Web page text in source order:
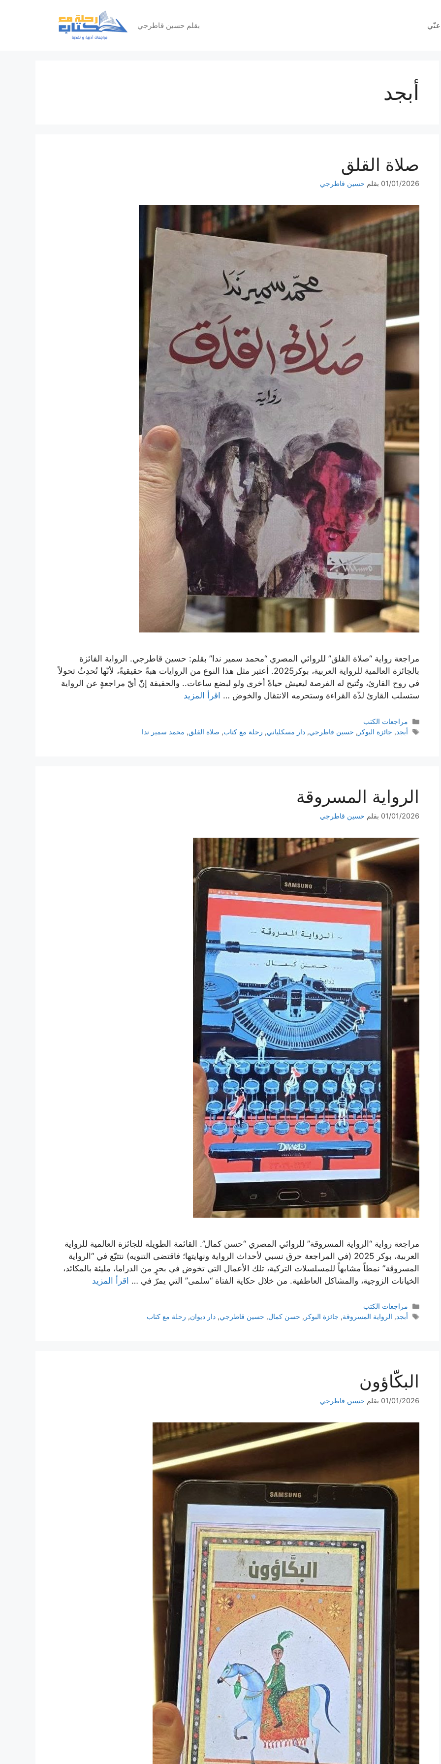
بقلم حسين قاطرجي عنّي
أبجد
صلاة القلق
01/01/2026 بقلم حسين قاطرجي
مراجعة رواية “صلاة القلق” للروائي المصري “محمد سمير ندا” بقلم: حسين قاطرجي. الرواية الفائزة
بالجائزة العالمية للرواية العربية، بوكر2025. أعتبر مثل هذا النوع من الروايات هبةً حقيقيةً، لأنّها تُحدِثُ تحولاً
في روح القارئ، وتُتيح له الفرصة ليعيش حياةً أخرى ولو لبضع ساعات.. والحقيقة إنّ أيّ مراجعةٍ عن الرواية
ستسلب القارئ لذّة القراءة وستحرمه الانتقال والخوض … اقرأ المزيد
التصنيفات
مراجعات الكتب
الوسوم
أبجد, جائزة البوكر , حسين قاطرجي,دار مسكلياني, رحلة مع كتاب, صلاة القلق, محمد سمير ندا
الرواية المسروقة
01/01/2026 بقلم حسين قاطرجي
مراجعة رواية “الرواية المسروقة” للروائي المصري “حسن كمال”. القائمة الطويلة للجائزة العالمية للرواية
العربية، بوكر 2025 (في المراجعة حرق نسبي لأحداث الرواية ونهايتها؛ فاقتضى التنويه) نتتبّع في “الرواية
المسروقة” نمطاً مشابهاً للمسلسلات التركية، تلك الأعمال التي تخوض في بحرٍ من الدراما، مليئة بالمكائد،
الخيانات الزوجية، والمشاكل العاطفية. من خلال حكاية الفتاة “سلمى” التي يمرّ في … اقرأ المزيد
التصنيفات
مراجعات الكتب
الوسوم
أبجد, الرواية المسروقة, جائزة البوكر , حسن كمال, حسين قاطرجي,دار ديوان, رحلة مع كتاب
البكّاؤون
01/01/2026 بقلم حسين قاطرجي